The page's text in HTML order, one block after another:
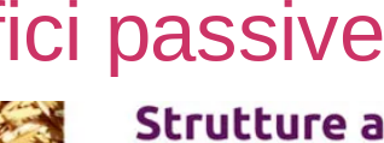
passive